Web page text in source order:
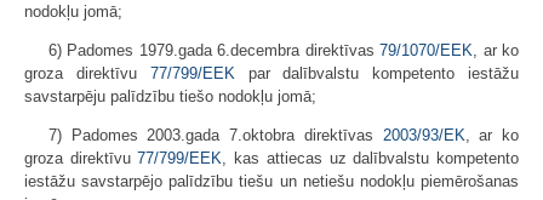
nodokļu jomā;
6) Padomes 1979.gada 6.decembra direktīvas79/1070/EEK , ar ko
groza direktīvu 77/799/EEK par dalībvalstu kompetento iestāžu
savstarpēju palīdzību tiešo nodokļu jomā;
7) Padomes 2003.gada 7.oktobra direktīvas 2003/93/EK , ar ko
groza direktīvu77/799/EEK , kas attiecas uz dalībvalstu kompetento
iestāžu savstarpējo palīdzību tiešu un netiešu nodokļu piemērošanas